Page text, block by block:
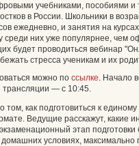
учебниками, пособиями и
в России. Школьники в
ежедневно, и занятия на
среди них уже популярнее, чем
будет проводиться вебинар
стресса ученикам и их
можно по ссылке. Начало
трансляции — с 10:45.
том, как подготовиться к
Ведущие расскажут, какие
этап
домашних условиях,